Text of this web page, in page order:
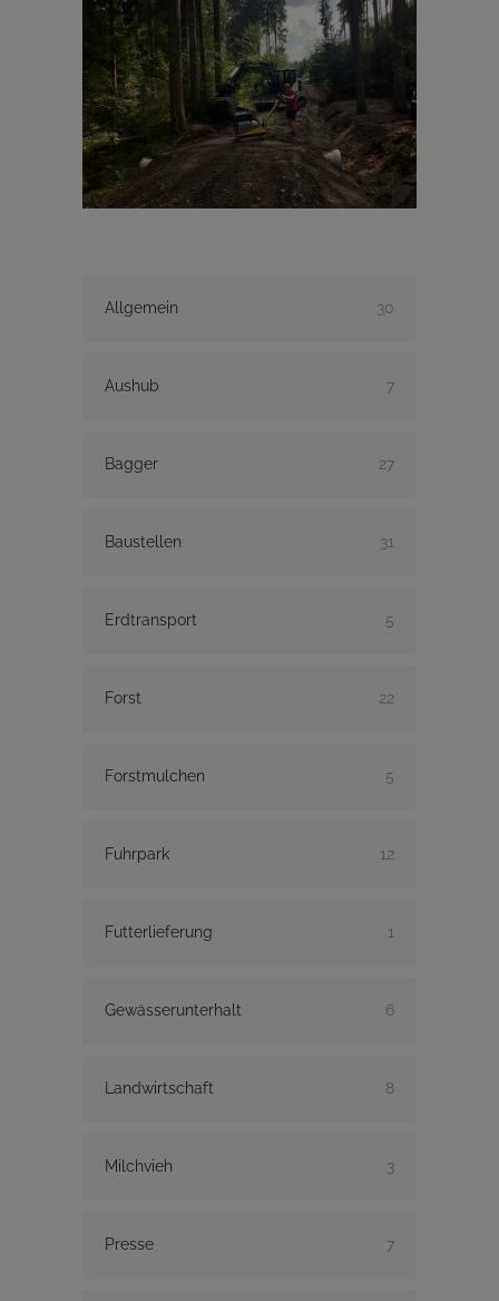
Allgemein 30
Aushub 7
Bagger 27
Baustellen 31
Erdtransport 5
Forst 22
Forstmulchen 5
Fuhrpark 12
Futterlieferung 1
Gewässerunterhalt 6
Landwirtschaft 8
Milchvieh 3
Presse 7